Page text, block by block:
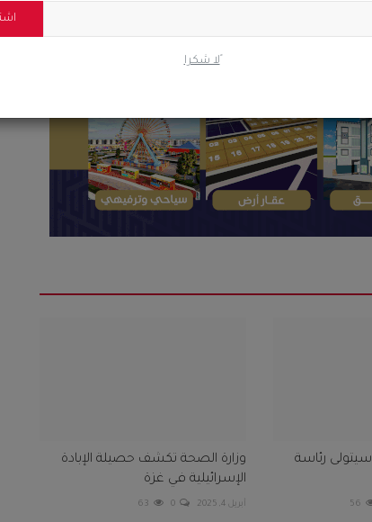
ًلا شكرا
رئاسة
56
وزارة الصحة تكشف حصيلة الإبادة
الإسرائيلية في غزة
أبريل 4, 2025 0
63